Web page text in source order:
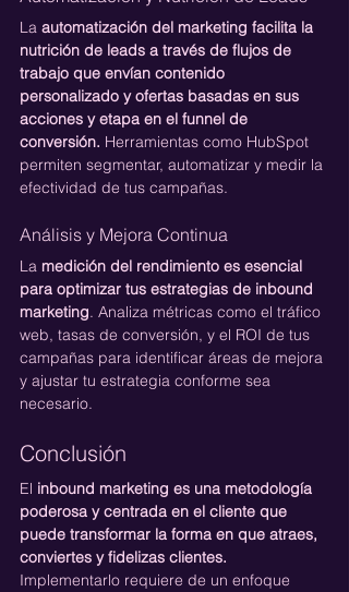
La automatización del marketing facilita la
nutrición de leads a través de flujos de
trabajo que envían contenido
personalizado y ofertas basadas en sus
acciones y etapa en el funnel de
conversión. Herramientas como HubSpot
permiten segmentar, automatizar y medir la
efectividad de tus campañas.
Análisis y Mejora Continua
La medición del rendimiento es esencial
para optimizar tus estrategias de inbound
marketing. Analiza métricas como el tráfico
web, tasas de conversión, y el ROI de tus
campañas para identificar áreas de mejora
y ajustar tu estrategia conforme sea
necesario.
Conclusión
El inbound marketing es una metodología
poderosa y centrada en el cliente que
puede transformar la forma en que atraes,
conviertes y fidelizas clientes.
Implementarlo requiere de un enfoque